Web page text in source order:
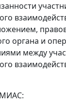
органа и
между